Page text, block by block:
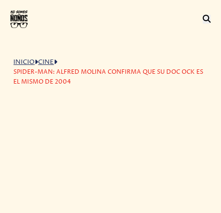
INICIO CINE
SPIDER-MAN: ALFRED MOLINA CONFIRMA QUE SU DOC OCK ES
EL MISMO DE 2004